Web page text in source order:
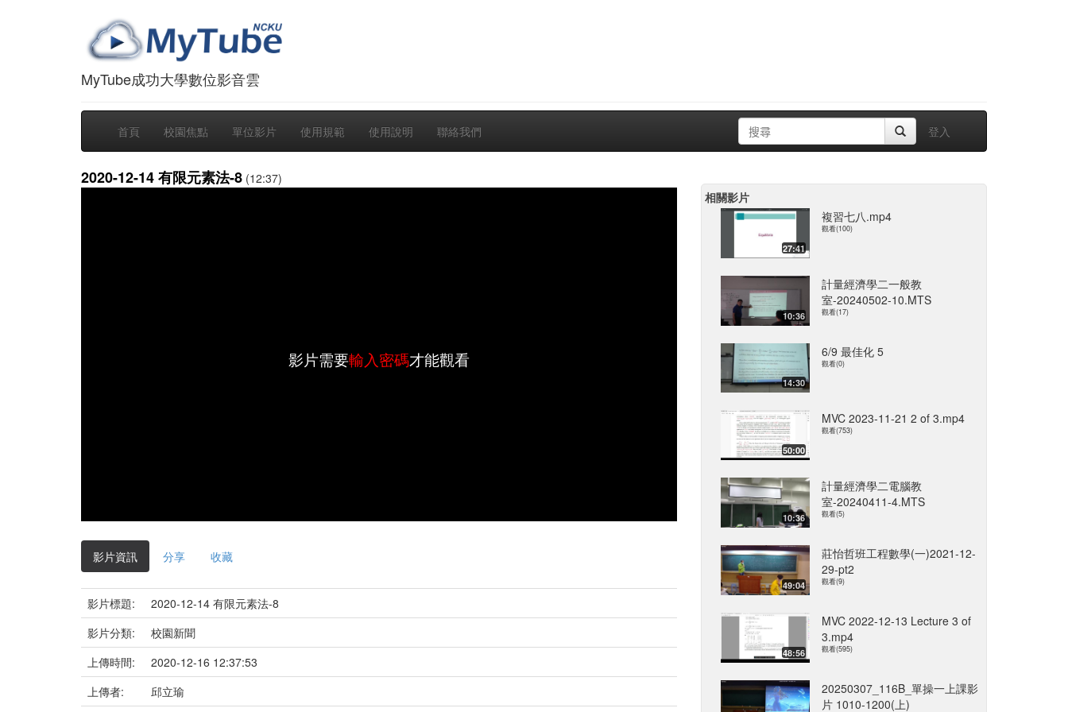
MyTube成功大學數位影音雲
首頁 校園焦點 單位影片 使用規範 使用說明 聯絡我們 登入
2020-12-14 有限元素法-8 (12:37)
影片需要輸入密碼才能觀看
影片資訊 分享 收藏
影片標題:
2020-12-14 有限元素法-8
影片分類:
校園新聞
上傳時間:
2020-12-16 12:37:53
上傳者:
邱立瑜
相關影片
27:41
複習七八.mp4
觀看(100)
10:36
計量經濟學二一般教
室-20240502-10.MTS
觀看(17)
14:30
6/9 最佳化 5
觀看(0)
50:00
MVC 2023-11-21 2 of 3.mp4
觀看(753)
10:36
計量經濟學二電腦教
室-20240411-4.MTS
觀看(5)
49:04
莊怡哲班工程數學(一)2021-12-
29-pt2
觀看(9)
48:56
MVC 2022-12-13 Lecture 3 of
3.mp4
觀看(595)
20250307_116B_單操一上課影
片 1010-1200(上)